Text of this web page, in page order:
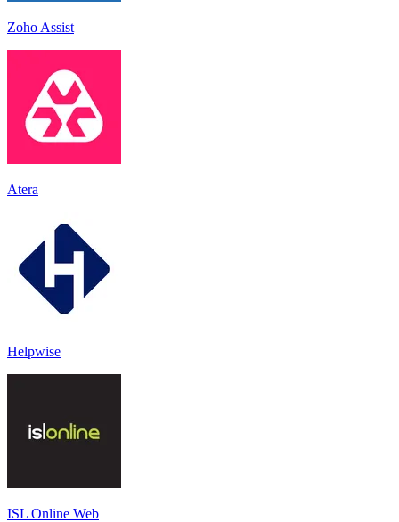
Zoho Assist
Atera
Helpwise
ISL Online Web